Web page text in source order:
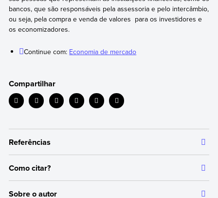
bancos, que são responsáveis pela assessoria e pelo intercâmbio,
ou seja, pela compra e venda de valores para os investidores e
os economizadores.
Continue com: Economia de mercado
Compartilhar
Referências
Todas as informações que oferecemos são respaldadas por
fontes bibliográficas autorizadas e atualizadas, o que garante
um conteúdo confiável e alinhado com os nossos princípios
Como citar?
dar crédito aos respectivos autores e evitar cometer plágio. Além
Sobre o autor